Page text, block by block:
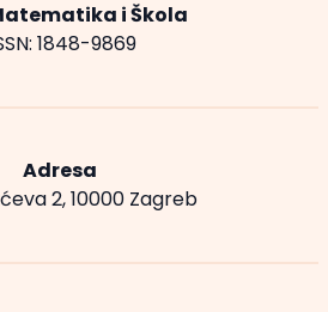
i Škola
1848-9869
Adresa
2, 10000 Zagreb